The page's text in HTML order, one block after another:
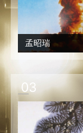
孟昭瑞
03